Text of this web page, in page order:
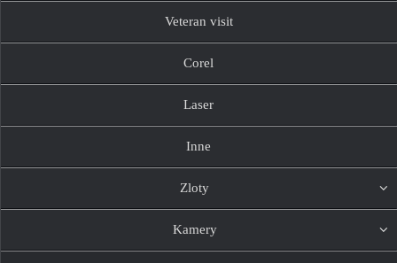
Veteran visit
Corel
Laser
Inne
Zloty
Kamery